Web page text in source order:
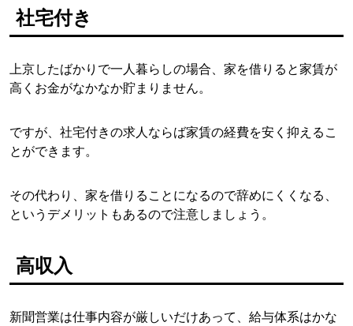
社宅付き
上京したばかりで一人暮らしの場合、家を借りると家賃が
高くお金がなかなか貯まりません。
ですが、社宅付きの求人ならば家賃の経費を安く抑えるこ
とができます。
その代わり、家を借りることになるので辞めにくくなる、
というデメリットもあるので注意しましょう。
高収入
新聞営業は仕事内容が厳しいだけあって、給与体系はかな